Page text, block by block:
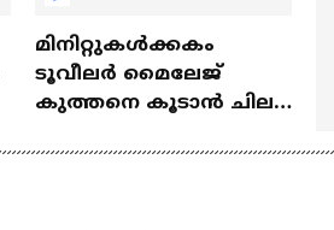
മിനിറ്റുകൾക്കകം
ടൂവീലർ മൈലേജ്
കുത്തനെ കൂടാൻ ചില